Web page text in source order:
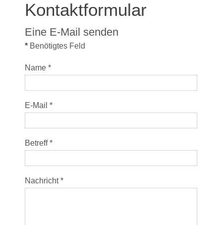
Kontaktformular
Eine E-Mail senden
* Benötigtes Feld
Name *
E-Mail *
Betreff*
Nachricht*